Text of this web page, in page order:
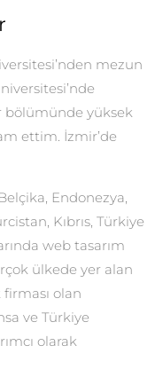
mezun
bölümünde yüksek
ettim. İzmir’de
Endonezya,
Kıbrıs, Türkiye
web tasarım
ülkede yer alan
olan
ve Türkiye
olarak